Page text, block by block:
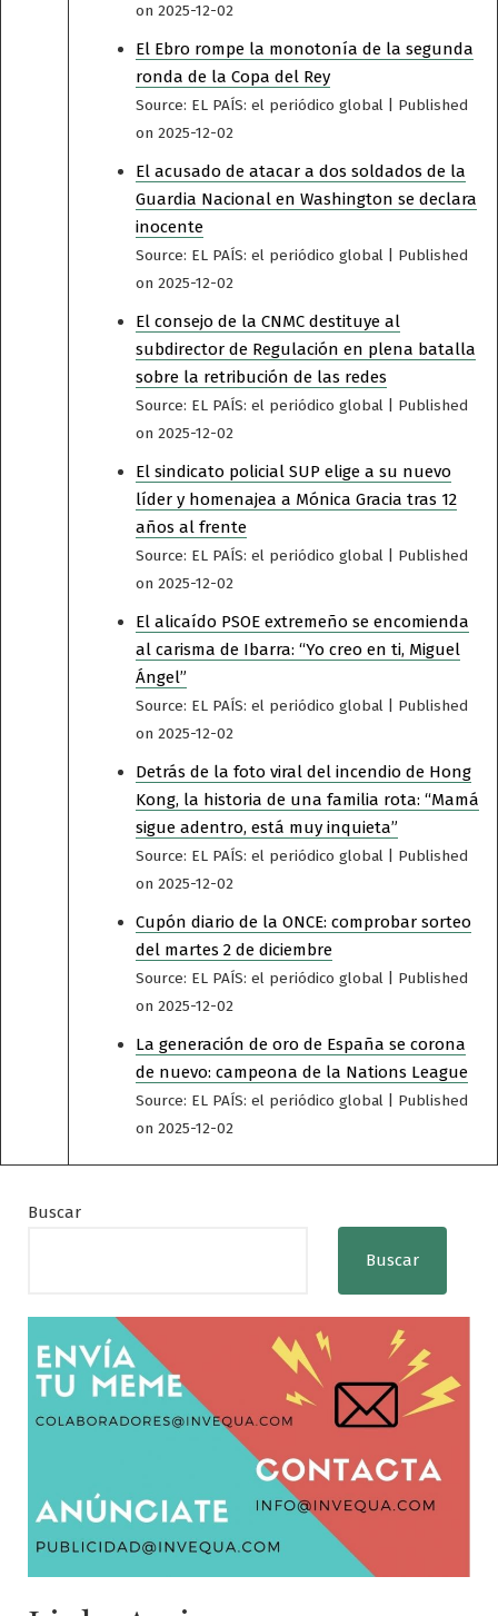
on 2025-12-02
El Ebro rompe la monotonía de la segunda
ronda de la Copa del Rey
Source: EL PAÍS: el periódico global
Published
on 2025-12-02
El acusado de atacar a dos soldados de la
Guardia Nacional en Washington se declara
inocente
Source: EL PAÍS: el periódico global
Published
on 2025-12-02
El consejo de la CNMC destituye al
subdirector de Regulación en plena batalla
sobre la retribución de las redes
Source: EL PAÍS: el periódico global
Published
on 2025-12-02
El sindicato policial SUP elige a su nuevo
líder y homenajea a Mónica Gracia tras 12
años al frente
Source: EL PAÍS: el periódico global
Published
on 2025-12-02
El alicaído PSOE extremeño se encomienda
al carisma de Ibarra: “Yo creo en ti, Miguel
Ángel”
Source: EL PAÍS: el periódico global
Published
on 2025-12-02
Detrás de la foto viral del incendio de Hong
Kong, la historia de una familia rota: “Mamá
sigue adentro, está muy inquieta”
Source: EL PAÍS: el periódico global
Published
on 2025-12-02
Cupón diario de la ONCE: comprobar sorteo
del martes 2 de diciembre
Source: EL PAÍS: el periódico global
Published
on 2025-12-02
La generación de oro de España se corona
de nuevo: campeona de la Nations League
Source: EL PAÍS: el periódico global
Published
on 2025-12-02
Buscar
Buscar